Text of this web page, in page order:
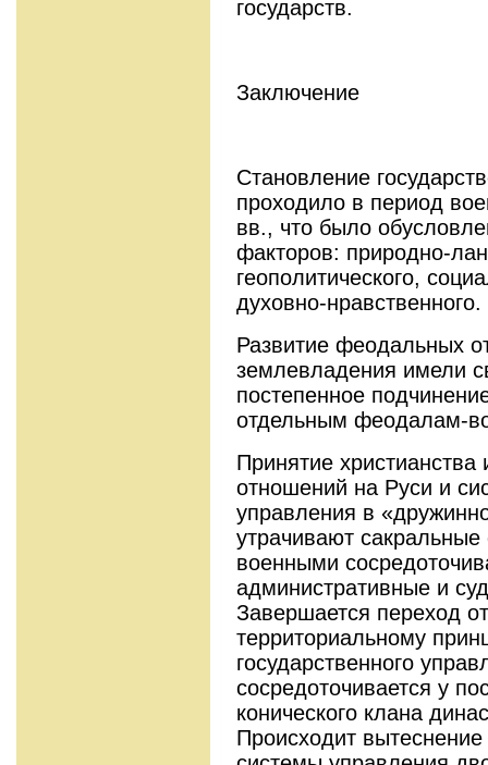
государств.
Заключение
Становление
проходило в период
вв., что было
факторов: природно-
геополитического,
духовно-нравственного.
Развитие феодальных
землевладения имели
постепенное
отдельным феодалам-
Принятие
отношений на Руси и
управления в
утрачивают
военными
административные и
Завершается переход
территориальному
государственного
сосредоточивается у
конического клана
Происходит